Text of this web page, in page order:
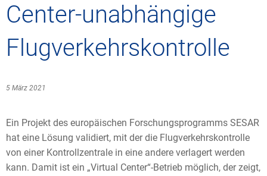
Geschäftspartner
Forschung und
Umwelt vor Ort
Freizeitaktivitäten
Training
Statistiken
Center-unabhängige
Flugverkehrskontrolle
5 März 2021
Ein Projekt des europäischen Forschungsprogramms SESAR
hat eine Lösung validiert, mit der die Flugverkehrskontrolle
von einer Kontrollzentrale in eine andere verlagert werden
kann. Damit ist ein „Virtual Center“-Betrieb möglich, der zeigt,